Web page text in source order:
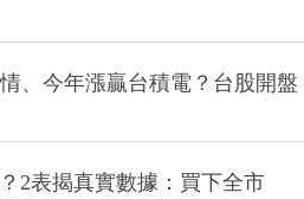
、今年漲贏台積電？台股開盤
2表揭真實數據：買下全市